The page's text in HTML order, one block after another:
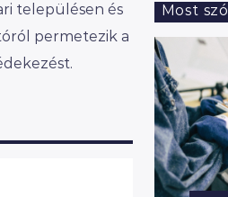
településen és
permetezik a
Most szól